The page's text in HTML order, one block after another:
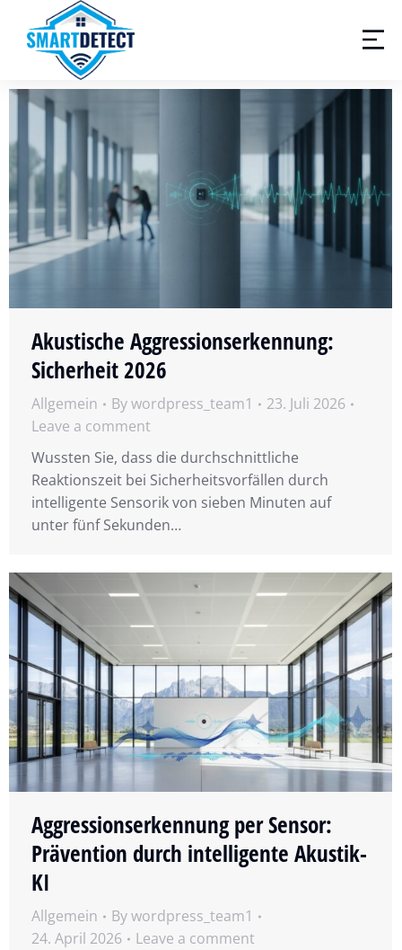
Akustische Aggressionserkennung:
Sicherheit 2026
Allgemein Bywordpress_team1
23. Juli 2026
Leave a comment
Wussten Sie, dass die durchschnittliche
Reaktionszeit bei Sicherheitsvorfällen durch
intelligente Sensorik von sieben Minuten auf
unter fünf Sekunden…
Aggressionserkennung per Sensor:
Prävention durch intelligente Akustik-
KI
Allgemein Bywordpress_team1
24. April 2026
Leave a comment